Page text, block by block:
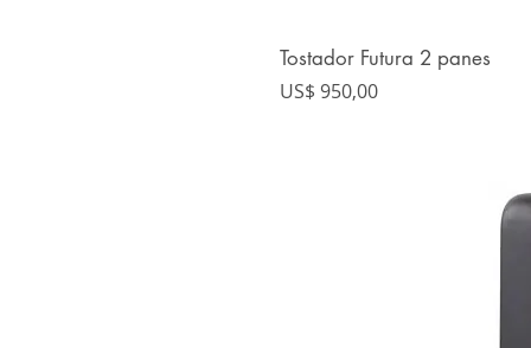
Tostador Futura 2 panes
Precio
US$ 950,00